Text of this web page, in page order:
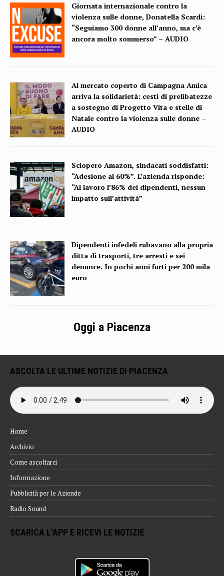
Giornata internazionale contro la
violenza sulle donne, Donatella Scardi:
“Seguiamo 300 donne all’anno, ma c’è
ancora molto sommerso” – AUDIO
Al mercato coperto di Campagna Amica
arriva la solidarietà: cesti di prelibatezze
a sostegno di Progetto Vita e stelle di
Natale contro la violenza sulle donne –
AUDIO
Sciopero Amazon, sindacati soddisfatti:
“Adesione al 60%”. L’azienda risponde:
“Al lavoro l’86% dei dipendenti, nessun
impatto sull’attività”
Dipendenti infedeli rubavano alla propria
ditta di trasporti, tre arresti e sei
denunce. In pochi anni furti per 200 mila
euro
Oggi a Piacenza
ASCOLTA LE ULTIME NOTIZIE DI PIACENZA
Home
Archivio
Come ascoltarci
Informazione
Pubblicità per le Aziende
Radio Sound
SCARICA L’APP E RICEVI LE NOTIZIE